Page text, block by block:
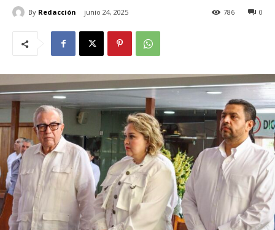
By Redacción junio 24, 2025 0
786